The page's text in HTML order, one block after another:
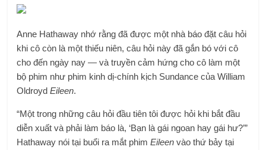
Anne Hathaway nhớ rằng đã được một nhà báo đặt câu hỏi
khi cô còn là một thiếu niên, câu hỏi này đã gắn bó với cô
cho đến ngày nay — và truyền cảm hứng cho cô làm một
bộ phim như phim kinh dị-chính kịch Sundance của William
OldroydEileen.
“Một trong những câu hỏi đầu tiên tôi được hỏi khi bắt đầu
diễn xuất và phải làm báo là, ‘Bạn là gái ngoan hay gái hư?’”
Hathaway nói tại buổi ra mắt phimEileenvào thứ bảy tại